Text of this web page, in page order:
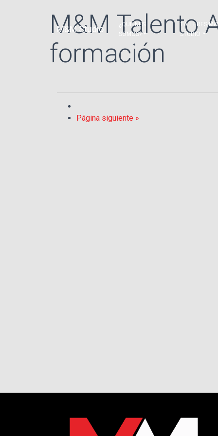
M&M Studio
¿QUIÉNES
SOMOS?
TALLERES
STUDIO
M&M Talento
formación
Página siguiente »